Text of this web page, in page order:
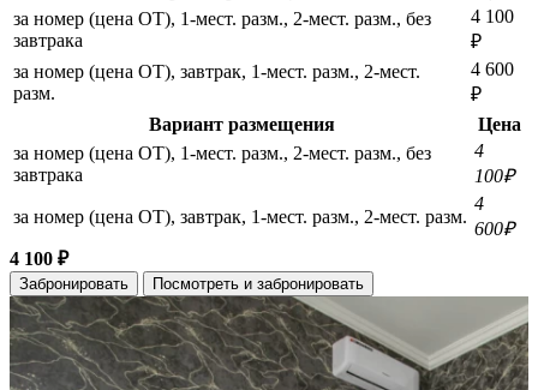
за номер (цена ОТ), 1-мест. разм., 2-мест. разм., без
завтрака
4 100
₽
за номер (цена ОТ), завтрак, 1-мест. разм., 2-мест.
разм.
4 600
₽
Вариант размещения
Цена
за номер (цена ОТ), 1-мест. разм., 2-мест. разм., без
завтрака
4
100₽
за номер (цена ОТ), завтрак, 1-мест. разм., 2-мест. разм.
4
600₽
4 100 ₽
Забронировать Посмотреть и забронировать